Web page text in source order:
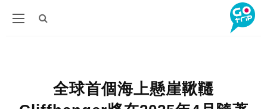
全球首個海上懸崖鞦韆